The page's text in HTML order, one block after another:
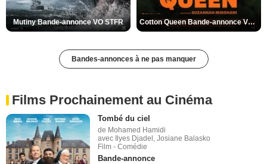
Mutiny Bande-annonce VO STFR Cotton Queen Bande-annonce VO STFR
Bandes-annonces à ne pas manquer
Films Prochainement au Cinéma
Tombé du ciel
de Mohamed Hamidi
avec Ilyes Djadel, Josiane Balasko
Film - Comédie
Bande-annonce